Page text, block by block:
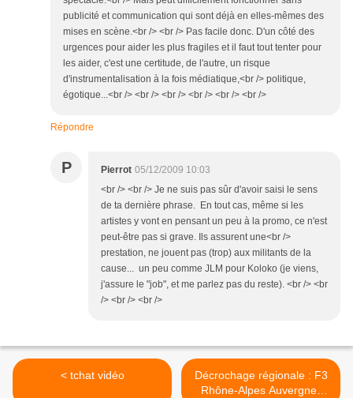
publicité et communication qui sont déjà en elles-mêmes des
mises en scène.<br /> <br /> Pas facile donc. D'un côté des
urgences pour aider les plus fragiles et il faut tout tenter pour
les aider, c'est une certitude, de l'autre, un risque
d'instrumentalisation à la fois médiatique,<br /> politique,
égotique...<br /> <br /> <br /> <br /> <br /> <br />
Répondre
P Pierrot 05/12/2009 10:03
<br /> <br /> Je ne suis pas sûr d'avoir saisi le sens
de ta dernière phrase. En tout cas, même si les
artistes y vont en pensant un peu à la promo, ce n'est
peut-être pas si grave. Ils assurent une<br />
prestation, ne jouent pas (trop) aux militants de la
cause... un peu comme JLM pour Koloko (je viens,
j'assure le "job", et me parlez pas du reste). <br /> <br
/> <br /> <br />
< tchat vidéo
Décrochage régionale : F3
Rhône-Alpes Auvergne-